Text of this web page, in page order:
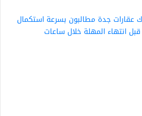
عقارات جدة مطالبون بسرعة استكمال
انتهاء المهلة خلال ساعات